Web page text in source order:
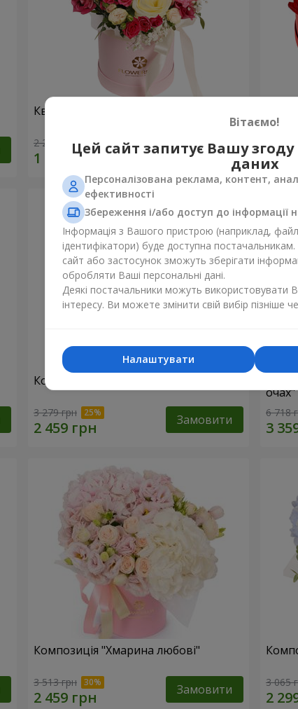
Квіти в коробці "Помпадур"
2 249 грн Замовити 2 221
Композиція "Lady in Red"
3 279 грн Замовити
очах"
6 718
Композиція "Хмарина любові"
3 513 грн Замовити 3 065
Вітаємо!
Цей сайт запитує Вашу
даних
Персоналізована реклама, контент,
ефективності
Збереження і/або доступ до інформації
Інформація з Вашого пристрою (наприклад,
ідентифікатори) буде доступна
сайт або застосунок зможуть зберігати
обробляти Ваші персональні дані.
Деякі постачальники можуть використовувати
інтересу. Ви можете змінити свій вибір пізніше
Налаштувати